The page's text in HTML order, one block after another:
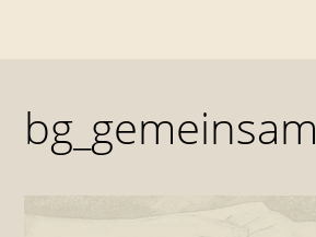
bg_gemeinsam